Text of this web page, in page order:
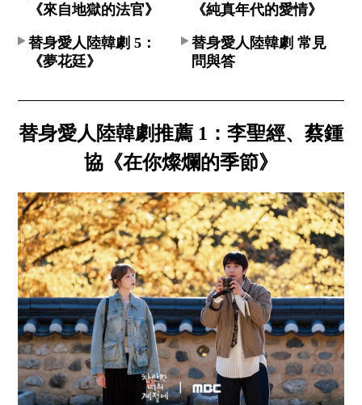
《來自地獄的法官》
《純真年代的愛情》
替身愛人陸韓劇 5：
《夢花廷》
替身愛人陸韓劇 常見
問與答
替身愛人陸韓劇推薦 1：李聖經、蔡鍾
協《在你燦爛的季節》